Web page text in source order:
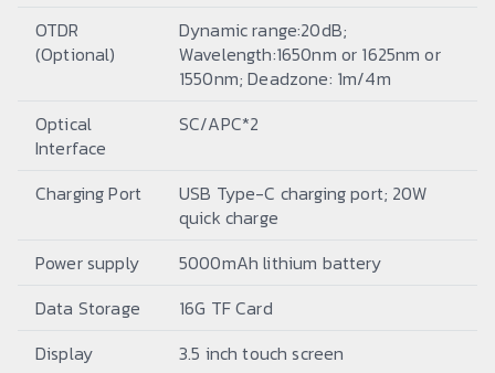
OTDR
(Optional)
Dynamic range:20dB;
Wavelength:1650nm or 1625nm or
1550nm; Deadzone: 1m/4m
Optical
Interface
SC/APC*2
Charging Port
USB Type-C charging port; 20W
quick charge
Power supply
5000mAh lithium battery
Data Storage
16G TF Card
Display
3.5 inch touch screen